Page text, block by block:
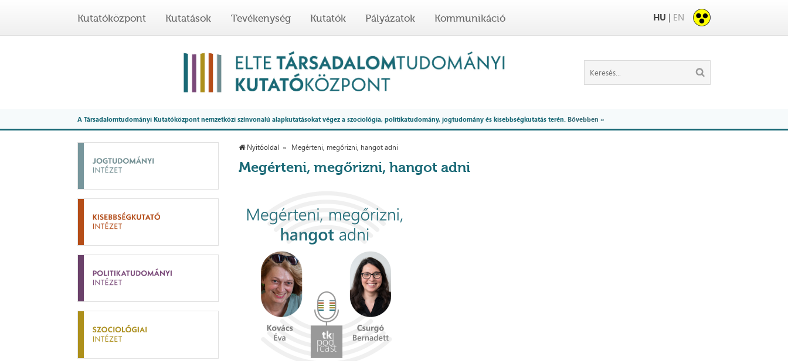
Kutatóközpont Kutatások Tevékenység Kutatók Pályázatok Kommunikáció HU | EN
A Társadalomtudományi Kutatóközpont nemzetközi színvonalú alapkutatásokat végez a szociológia, politikatudomány, jogtudomány és kisebbségkutatás terén. Bővebben »
Nyitóoldal Megérteni, megőrizni, hangot adni
Megérteni, megőrizni, hangot adni